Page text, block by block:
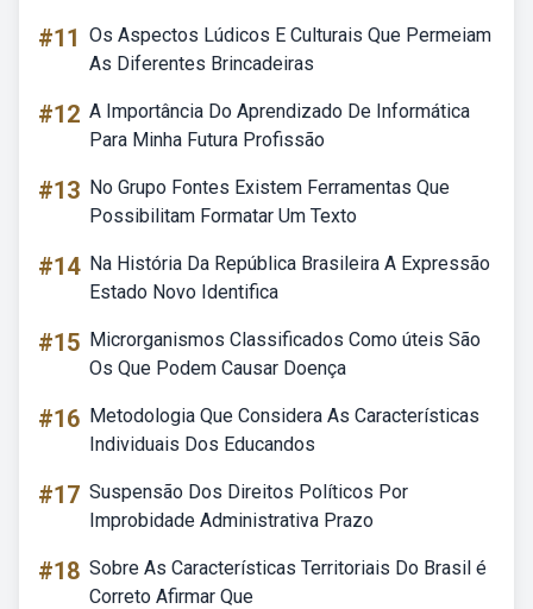
#11 Os Aspectos Lúdicos E Culturais Que Permeiam
As Diferentes Brincadeiras
#12 A Importância Do Aprendizado De Informática
Para Minha Futura Profissão
#13 No Grupo Fontes Existem Ferramentas Que
Possibilitam Formatar Um Texto
#14 Na História Da República Brasileira A Expressão
Estado Novo Identifica
#15 Microrganismos Classificados Como úteis São
Os Que Podem Causar Doença
#16 Metodologia Que Considera As Características
Individuais Dos Educandos
#17 Suspensão Dos Direitos Políticos Por
Improbidade Administrativa Prazo
#18 Sobre As Características Territoriais Do Brasil é
Correto Afirmar Que